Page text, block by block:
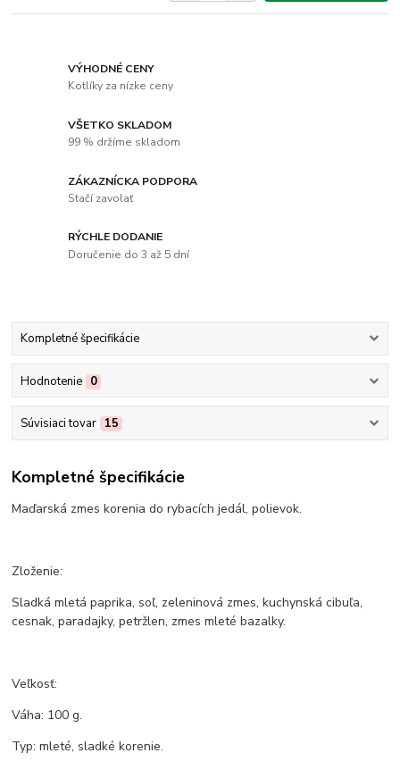
VÝHODNÉ CENY
Kotlíky za nízke ceny
VŠETKO SKLADOM
99 % držíme skladom
ZÁKAZNÍCKA PODPORA
Stačí zavolať
RÝCHLE DODANIE
Doručenie do 3 až 5 dní
Kompletné špecifikácie
Hodnotenie 0
Súvisiaci tovar 15
Kompletné špecifikácie
Maďarská zmes korenia do rybacích jedál, polievok.
Zloženie:
Sladká mletá paprika, soľ, zeleninová zmes, kuchynská cibuľa,
cesnak, paradajky, petržlen, zmes mleté bazalky.
Veľkosť:
Váha: 100 g.
Typ: mleté, sladké korenie.